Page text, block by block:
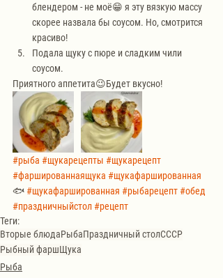
блендером - не моё😁 я эту вязкую массу
скорее назвала бы соусом. Но, смотрится
красиво!
Подала щуку с пюре и сладким чили
соусом.
Приятного аппетита😉Будет вкусно!
#рыба #щукарецепты #щукарецепт
#фаршированнаящука #щукафаршированная
🐟 #щукафаршированная #рыбарецепт#обед
#праздничныйстол#рецепт
Теги:
Вторые блюдаРыбаПраздничный столСССР
Рыбный фаршЩука
Рыба